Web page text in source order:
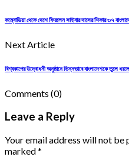
কম্বোডিয়া থেকে দেশে ফিরলেন সাইবার দাসের শিকার ৩৭
Next Article
বিশ্বকাপের উদ্বোধনী অনুষ্ঠানে ভিন্নভাবে বাংলাদেশকে তুলে
Comments (0)
Leave a Reply
Your email address will not be
marked *